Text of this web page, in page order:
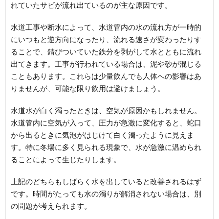
れていたサビが流れ出ているのが主な原因です。
水道工事や断水によって、水道管内の水の流れ方が一時的
にいつもと逆方向になったり、流れる速さが変わったりす
ることで、錆びついていた鉄分を剥がして水とともに流れ
出てきます。工事が行われている場合は、泥や砂が混じる
こともあります。これらは少量飲んでも人体への影響はあ
りませんが、可能な限り飲用は避けましょう。
水道水が白く濁ったときは、空気が原因かもしれません。
水道管内に空気が入って、圧力が急激に変化すると、蛇口
から出るときに気泡がはじけて白く濁ったように見えま
す。特に冬場に多く見られる現象で、水が急激に温められ
ることによって生じたりします。
上記のどちらもしばらく水を出していると改善されるはず
です。時間がたっても水の濁りが解消されない場合は、別
の問題が考えられます。